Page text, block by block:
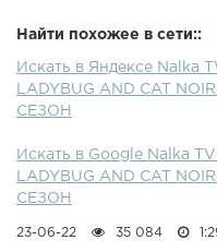
Найти похожее в сети::
Искать в Яндексе Nalka
LADYBUG AND CAT
СЕЗОН
Искать в Google Nalka
LADYBUG AND CAT
СЕЗОН
23-06-22 35 084